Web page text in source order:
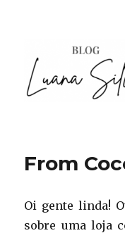
From
Oi gente linda!
sobre uma loja